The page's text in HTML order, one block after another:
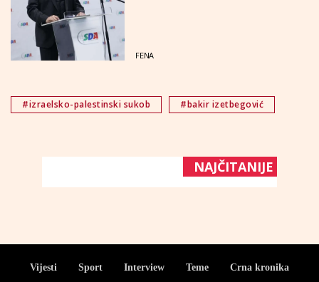
FENA
#izraelsko-palestinski sukob #bakir izetbegović
NAJČITANIJE
Vijesti Sport Interview Teme Crna kronika